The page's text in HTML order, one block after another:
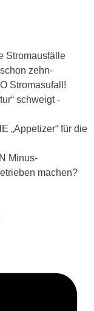
Stromausfälle
zehn-
Stromasufall!
schweigt -
„Appetizer“ für die
Minus-
machen?